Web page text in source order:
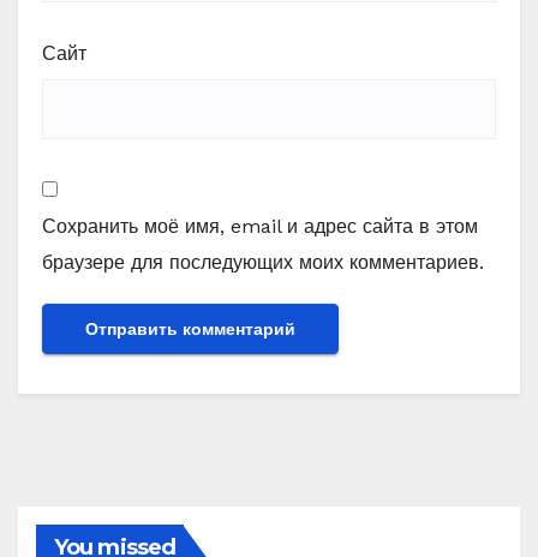
Сайт
Сохранить моё имя, email и адрес сайта в этом
браузере для последующих моих комментариев.
You missed